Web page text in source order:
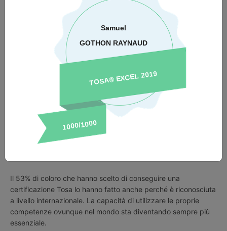
La certificazione Tosa permette di distinguersi nel mercato del
lavoro. Una certificazione Tosa dimostra ai datori di lavoro
attuali e potenziali che una persona ha le competenze
necessarie a svolgere il proprio lavoro. Il punteggio su una
scala da 1 a 1.000 delle certificazioni Tosa si può inserire
facilmente nei profili dei social network professionali e nel
curriculum oppure nei piani di studio accademici e nei
L'89% di coloro che hanno conseguito la certificazione Tosa
afferma di aver guadagnato fiducia nelle proprie capacità.
Il 53% di coloro che hanno scelto di conseguire una
certificazione Tosa lo hanno fatto anche perché è riconosciuta
a livello internazionale. La capacità di utilizzare le proprie
competenze ovunque nel mondo sta diventando sempre più
essenziale.